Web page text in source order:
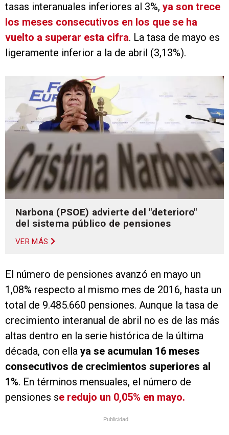
tasas interanuales inferiores al 3%, ya son trece
los meses consecutivos en los que se ha
vuelto a superar esta cifra. La tasa de mayo es
ligeramente inferior a la de abril (3,13%).
Narbona (PSOE) advierte del "deterioro"
del sistema público de pensiones
VER MÁS
El número de pensiones avanzó en mayo un
1,08% respecto al mismo mes de 2016, hasta un
total de 9.485.660 pensiones. Aunque la tasa de
crecimiento interanual de abril no es de las más
altas dentro en la serie histórica de la última
década, con ella ya se acumulan 16 meses
consecutivos de crecimientos superiores al
1%. En términos mensuales, el número de
pensiones se redujo un 0,05% en mayo.
Publicidad